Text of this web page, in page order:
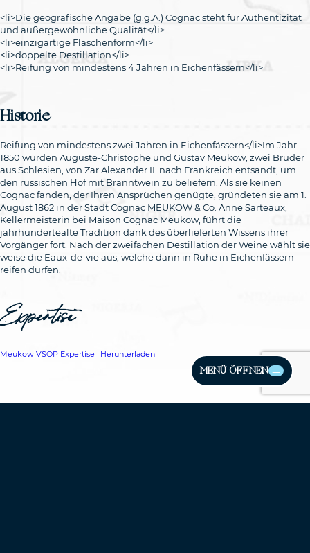
<li>Die geografische Angabe (g.g.A.) Cognac steht für Authentizität
und außergewöhnliche Qualität</li>
<li>einzigartige Flaschenform</li>
<li>doppelte Destillation</li>
Historie
Reifung von mindestens zwei Jahren in Eichenfässern</li>Im Jahr
1850 wurden Auguste-Christophe und Gustav Meukow, zwei Brüder
aus Schlesien, von Zar Alexander II. nach Frankreich entsandt, um
den russischen Hof mit Branntwein zu beliefern. Als sie keinen
Cognac fanden, der Ihren Ansprüchen genügte, gründeten sie am 1.
August 1862 in der Stadt Cognac MEUKOW & Co. Anne Sarteaux,
Kellermeisterin bei Maison Cognac Meukow, führt die
jahrhundertealte Tradition dank des überlieferten Wissens ihrer
Vorgänger fort. Nach der zweifachen Destillation der Weine wählt sie
weise die Eaux-de-vie aus, welche dann in Ruhe in Eichenfässern
reifen dürfen.
Expertise
Meukow VSOP Expertise Herunterladen